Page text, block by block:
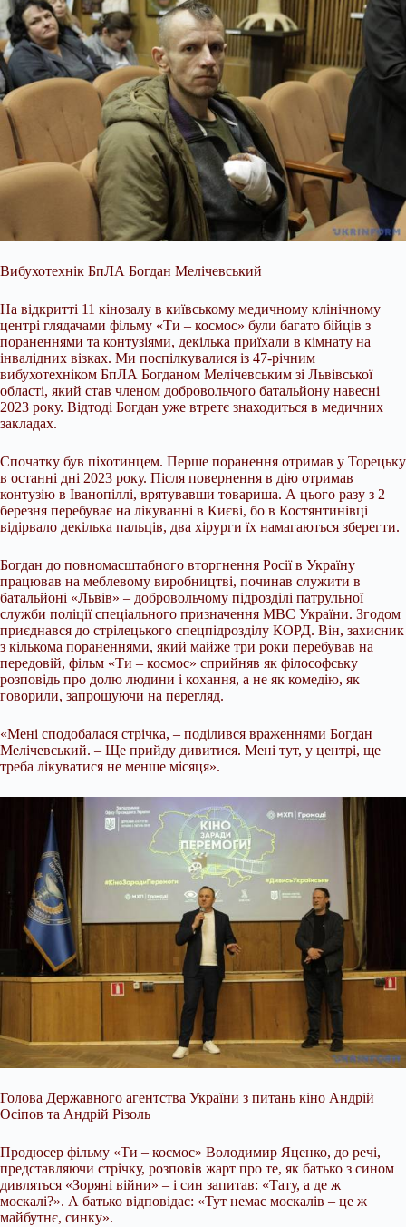
Вибухотехнік БпЛА Богдан Мелічевський
На відкритті 11 кінозалу в київському медичному клінічному
центрі глядачами фільму «Ти – космос» були багато бійців з
пораненнями та контузіями, декілька приїхали в кімнату на
інвалідних візках. Ми поспілкувалися із 47-річним
вибухотехніком БпЛА Богданом Мелічевським зі Львівської
області, який став членом добровольчого батальйону навесні
2023 року. Відтоді Богдан уже втретє знаходиться в медичних
закладах.
Спочатку був піхотинцем. Перше поранення отримав у Торецьку
в останні дні 2023 року. Після повернення в дію отримав
контузію в Іванопіллі, врятувавши товариша. А цього разу з 2
березня перебуває на лікуванні в Києві, бо в Костянтинівці
відірвало декілька пальців, два хірурги їх намагаються зберегти.
Богдан до повномасштабного вторгнення Росії в Україну
працював на меблевому виробництві, починав служити в
батальйоні «Львів» – добровольчому підрозділі патрульної
служби поліції спеціального призначення МВС України. Згодом
приєднався до стрілецького спецпідрозділу КОРД. Він, захисник
з кількома пораненнями, який майже три роки перебував на
передовій, фільм «Ти – космос» сприйняв як філософську
розповідь про долю людини і кохання, а не як комедію, як
говорили, запрошуючи на перегляд.
«Мені сподобалася стрічка, – поділився враженнями Богдан
Мелічевський. – Ще прийду дивитися. Мені тут, у центрі, ще
треба лікуватися не менше місяця».
Голова Державного агентства України з питань кіно Андрій
Осіпов та Андрій Різоль
Продюсер фільму «Ти – космос» Володимир Яценко, до речі,
представляючи стрічку, розповів жарт про те, як батько з сином
дивляться «Зоряні війни» – і син запитав: «Тату, а де ж
москалі?». А батько відповідає: «Тут немає москалів – це ж
майбутнє, синку».